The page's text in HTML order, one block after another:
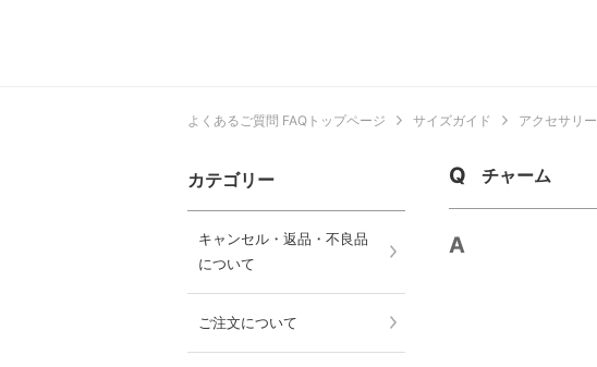
よくあるご質問 FAQトップページ サイズガイド アクセサリー
カテゴリー
キャンセル・返品・不良品
について
ご注文について
チャーム